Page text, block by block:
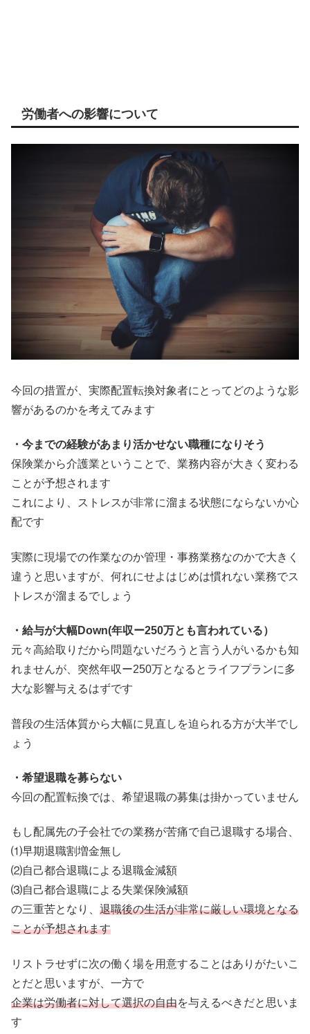
労働者への影響について
今回の措置が、実際配置転換対象者にとってどのような影
響があるのかを考えてみます
・今までの経験があまり活かせない職種になりそう
保険業から介護業ということで、業務内容が大きく変わる
ことが予想されます
これにより、ストレスが非常に溜まる状態にならないか心
配です
実際に現場での作業なのか管理・事務業務なのかで大きく
違うと思いますが、何れにせよはじめは慣れない業務でス
トレスが溜まるでしょう
・給与が大幅Down(年収ー250万とも言われている）
元々高給取りだから問題ないだろうと言う人がいるかも知
れませんが、突然年収ー250万となるとライフプランに多
大な影響与えるはずです
普段の生活体質から大幅に見直しを迫られる方が大半でし
ょう
・希望退職を募らない
今回の配置転換では、希望退職の募集は掛かっていません
もし配属先の子会社での業務が苦痛で自己退職する場合、
⑴早期退職割増金無し
⑵自己都合退職による退職金減額
⑶自己都合退職による失業保険減額
の三重苦となり、 退職後の生活が非常に厳しい環境となる
ことが予想されます
リストラせずに次の働く場を用意することはありがたいこ
とだと思いますが、一方で
企業は労働者に対して選択の自由を与えるべきだと思いま
す